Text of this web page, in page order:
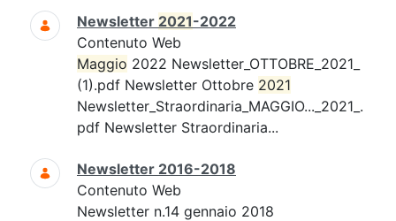
Ricerca
Newsletter 2021-2022
Contenuto Web
Maggio 2022 Newsletter_OTTOBRE_2021_
(1).pdf Newsletter Ottobre 2021
Newsletter_Straordinaria_MAGGIO..._2021_.
pdf Newsletter Straordinaria...
Newsletter 2016-2018
Contenuto Web
Newsletter n.14 gennaio 2018